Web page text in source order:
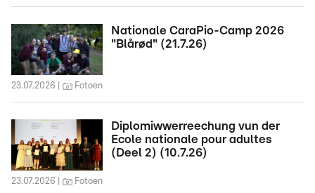
Nationale CaraPio-Camp 2026
"Blårød" (21.7.26)
23.07.2026 Fotoen
Diplomiwwerreechung vun der
Ecole nationale pour adultes
(Deel 2) (10.7.26)
23.07.2026 Fotoen